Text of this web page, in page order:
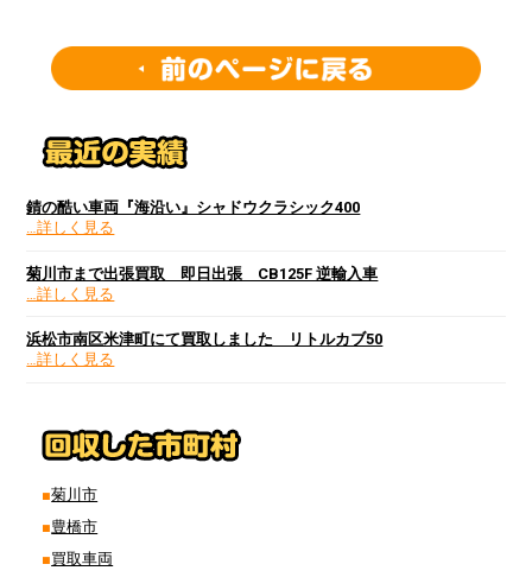
錆の酷い車両『海沿い』シャドウクラシック400
…詳しく見る
菊川市まで出張買取 即日出張 CB125F 逆輸入車
…詳しく見る
浜松市南区米津町にて買取しました リトルカブ50
…詳しく見る
菊川市
豊橋市
買取車両